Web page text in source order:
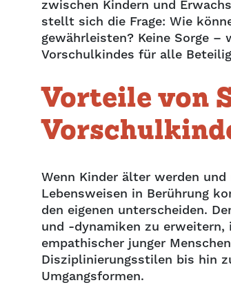
zwischen Kindern und
stellt sich die Frage: Wie
gewährleisten? Keine Sorge –
Vorschulkindes für alle
Vorteile von
Wenn Kinder älter werden
Lebensweisen in Berührung
den eigenen unterscheiden.
und -dynamiken zu erweitern,
empathischer junger
Disziplinierungsstilen bis hin
Umgangsformen.